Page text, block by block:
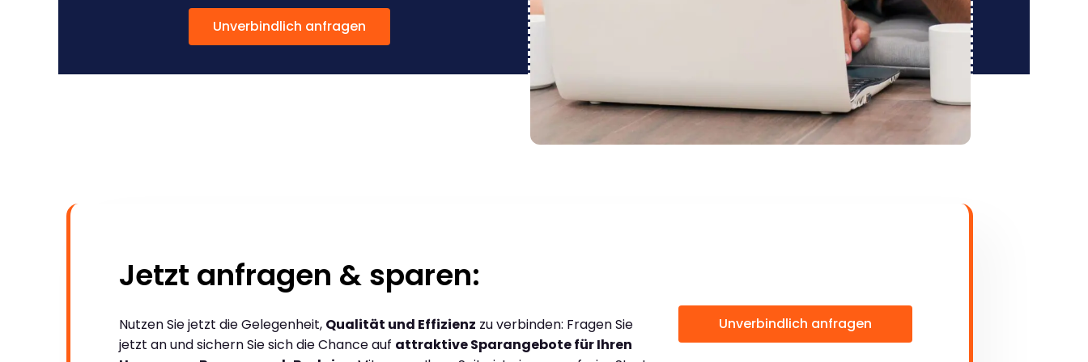
Unverbindlich anfragen
Jetzt anfragen & sparen:
Nutzen Sie jetzt die Gelegenheit, Qualität und Effizienz zu verbinden: Fragen Sie
jetzt an und sichern Sie sich die Chance auf attraktive Sparangebote für Ihren
Unverbindlich anfragen